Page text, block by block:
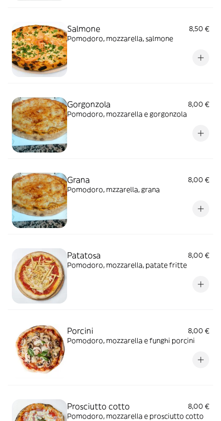
Salmone
8,50 €
Pomodoro, mozzarella, salmone
Gorgonzola
8,00 €
Pomodoro, mozzarella e gorgonzola
Grana
8,00 €
Pomodoro, mzzarella, grana
Patatosa
8,00 €
Pomodoro, mozzarella, patate fritte
Porcini
8,00 €
Pomodoro, mozzarella e funghi porcini
Prosciutto cotto
8,00 €
Pomodoro, mozzarella e prosciutto cotto